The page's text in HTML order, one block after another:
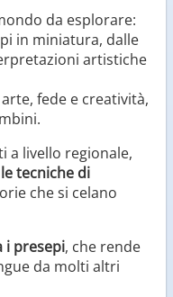
da esplorare:
in miniatura, dalle
artistiche
fede e creatività,
a livello regionale,
tecniche di
che si celano
i presepi, che rende
da molti altri